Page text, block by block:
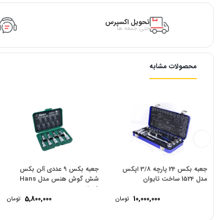
تحویل اکسپرس
حتی جمعه ها
محصولات مشابه
جعبه بکس 24 پارچه 3/8 اپکس
مدل 1524 ساخت تایوان
10,000,000 تومان
جعبه بکس 9 عددی آلن بکس
شش گوش هنس مدل Hans
46026-9
5,800,000 تومان